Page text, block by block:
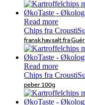
Read more
Chips fra
fransk havsalt fra
Read more
Chips fra
peber 100g